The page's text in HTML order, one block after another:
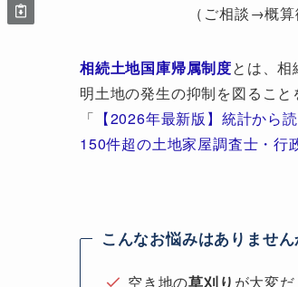
（ご相談→概
相続土地国庫帰属制度とは、
明土地の発生の抑制を図るこ
「 【2026年最新版】統計から
150件超の土地家屋調査士・行
こんなお悩みはありません
空き地の草刈り が大変だ